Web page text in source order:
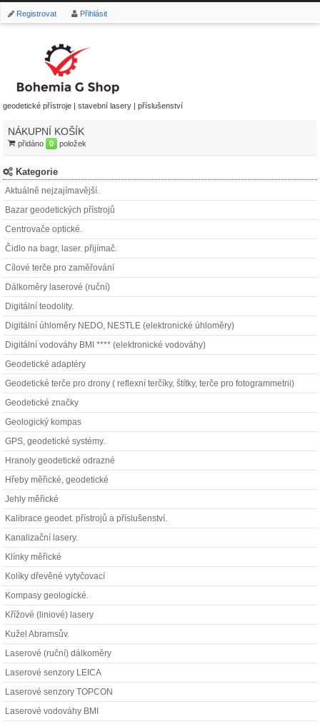
Registrovat Přihlásit
geodetické přístroje | stavební lasery | příslušenství
NÁKUPNÍ KOŠÍK
přidáno 0 položek
Kategorie
Aktuálně nejzajímavější.
Bazar geodetických přístrojů
Centrovače optické.
Čidlo na bagr, laser. přijímač.
Cílové terče pro zaměřování
Dálkoměry laserové (ruční)
Digitální teodolity.
Digitální úhloměry NEDO, NESTLE (elektronické úhloměry)
Digitální vodováhy BMI **** (elektronické vodováhy)
Geodetické adaptéry
Geodetické terče pro drony ( reflexní terčíky, štítky, terče pro fotogrammetrii)
Geodetické značky
Geologický kompas
GPS, geodetické systémy.
Hranoly geodetické odrazné
Hřeby měřické, geodetické
Jehly měřické
Kalibrace geodet. přístrojů a příslušenství.
Kanalizační lasery.
Klínky měřické
Kolíky dřevěné vytyčovací
Kompasy geologické.
Křížové (liniové) lasery
Kužel Abramsův.
Laserové (ruční) dálkoměry
Laserové senzory LEICA
Laserové senzory TOPCON
Laserové vodováhy BMI